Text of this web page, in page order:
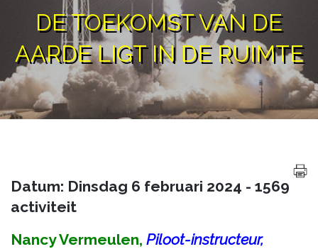
DE TOEKOMST VAN DE
AARDE LIGT IN DE RUIMTE
Datum: Dinsdag 6 februari 2024 - 1569
activiteit
Nancy Vermeulen, Piloot-instructeur,